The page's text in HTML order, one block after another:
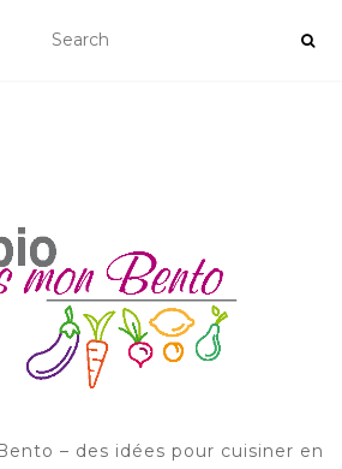
LA NAVIGATION
– des idées pour cuisiner en